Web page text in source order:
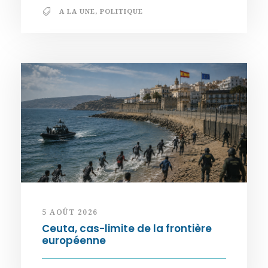
A LA UNE, POLITIQUE
5 AOÛT 2026
Ceuta, cas-limite de la frontière
européenne